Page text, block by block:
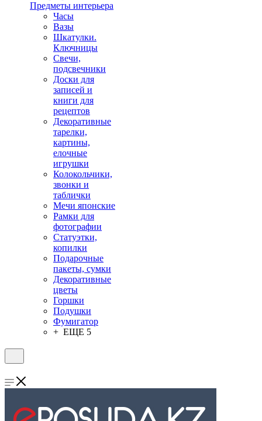
Предметы интерьера
Часы
Вазы
Шкатулки.
Ключницы
Свечи,
подсвечники
Доски для
записей и
книги для
рецептов
Декоративные
тарелки,
картины,
елочные
игрушки
Колокольчики,
звонки и
таблички
Мечи японские
Рамки для
фотографии
Статуэтки,
копилки
Подарочные
пакеты, сумки
Декоративные
цветы
Горшки
Подушки
Фумигатор
+ ЕЩЕ 5